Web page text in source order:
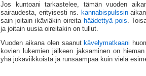
Jos kuntoani tarkastelee, tämän vuoden
sairaudesta, erityisesti ns.
kannabispulssin
sain joitain ikäviäkin oireita häädettyä pois .
ja joitain uusia oireitakin on tullut.
Vuoden aikana olen saanut kävelymatkaani
kovien lukemien jälkeen jaksaminen on
yhä jokaviikkoista ja runsaampaa kuin vielä